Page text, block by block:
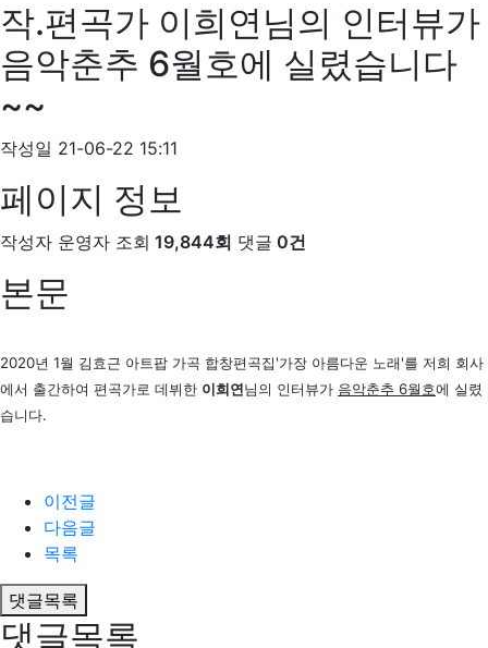
작.편곡가 이희연님의 인터뷰가
음악춘추 6월호에 실렸습니다
~~
작성일 21-06-22 15:11
페이지 정보
작성자 운영자 조회 19,844회 댓글 0건
본문
2020년 1월 김효근 아트팝 가곡 합창편곡집'가장 아름다운 노래'를 저희 회사
에서 출간하여 편곡가로 데뷔한 이희연님의 인터뷰가 음악춘추 6월호에 실렸
습니다.
이전글
다음글
목록
댓글목록
댓글목록